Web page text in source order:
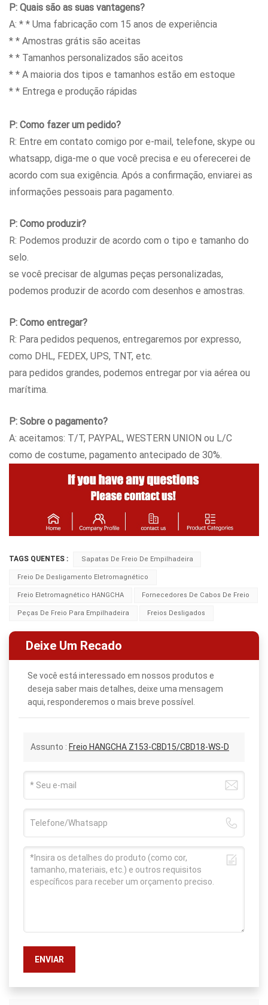
P: Quais são as suas vantagens?
A: * * Uma fabricação com 15 anos de experiência
* * Amostras grátis são aceitas
* * Tamanhos personalizados são aceitos
* * A maioria dos tipos e tamanhos estão em estoque
* * Entrega e produção rápidas
P: Como fazer um pedido?
R: Entre em contato comigo por e-mail, telefone, skype ou
whatsapp, diga-me o que você precisa e eu oferecerei de
acordo com sua exigência. Após a confirmação, enviarei as
informações pessoais para pagamento.
P: Como produzir?
R: Podemos produzir de acordo com o tipo e tamanho do
selo.
se você precisar de algumas peças personalizadas,
podemos produzir de acordo com desenhos e amostras.
P: Como entregar?
R: Para pedidos pequenos, entregaremos por expresso,
como DHL, FEDEX, UPS, TNT, etc.
para pedidos grandes, podemos entregar por via aérea ou
marítima.
P: Sobre o pagamento?
A: aceitamos: T/T, PAYPAL, WESTERN UNION ou L/C
como de costume, pagamento antecipado de 30%.
TAGS QUENTES : Sapatas De Freio De Empilhadeira
Freio De Desligamento Eletromagnético
Freio Eletromagnético HANGCHA Fornecedores De Cabos De Freio
Peças De Freio Para Empilhadeira Freios Desligados
Deixe Um Recado
Se você está interessado em nossos produtos e
deseja saber mais detalhes, deixe uma mensagem
aqui, responderemos o mais breve possível.
Assunto : Freio HANGCHA Z153-CBD15/CBD18-WS-D
ENVIAR